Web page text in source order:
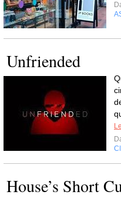
Unfriended
House’s Short